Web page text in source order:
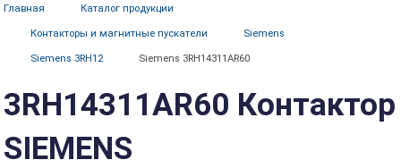
Главная Каталог продукции
Контакторы и магнитные пускатели Siemens
Siemens 3RH12 Siemens 3RH14311AR60
3RH14311AR60 Контактор
SIEMENS